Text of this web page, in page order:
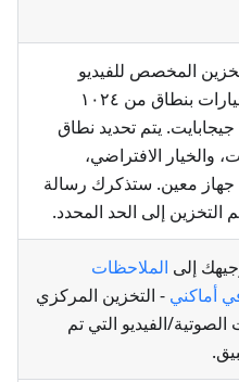
المخصص للفيديو
المسجل. هناك خيارات بنطاق من ١٠٢٤
ميجابايت إلى ٦٢ جيجابايت. يتم تحديد نطاق
والخيار الافتراضي،
معين. ستذكرك رسالة
إلى الحد المحدد.
إلى الملاحظات
أماكني - التخزين المركزي
الفيديو التي تم